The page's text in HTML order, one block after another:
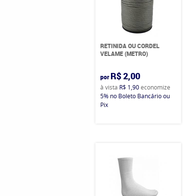
RETINIDA OU CORDEL
VELAME (METRO)
por R$ 2,00
à vista R$ 1,90economize
5% no Boleto Bancário ou
Pix